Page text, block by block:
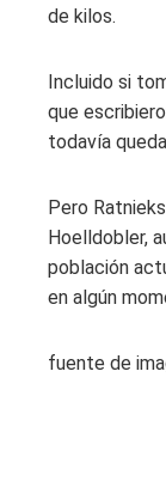
de kilos.
Incluido si
que
todavía
Pero
Hoelldobler,
población
en algún
fuente de